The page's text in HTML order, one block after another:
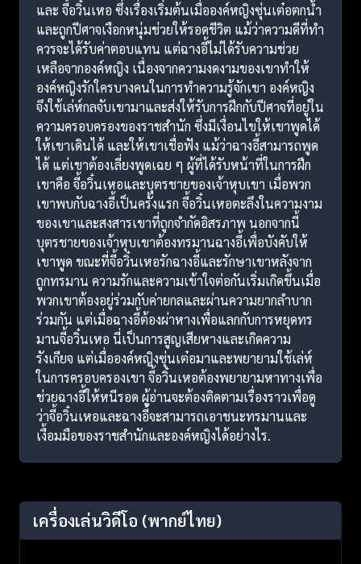
และ จี้อวิ๋นเหอ ซึ่งเรื่องเริ่มต้นเมื่อองค์หญิงซุ่นเต๋อตกน้ำ
และถูกปีศาจเงือกหนุ่มช่วยให้รอดชีวิต แม้ว่าความดีที่ทำ
ควรจะได้รับค่าตอบแทน แต่ฉางอี้ไม่ได้รับความช่วย
เหลือจากองค์หญิง เนื่องจากความงดงามของเขาทำให้
องค์หญิงรักใครบางคนในการทำความรู้จักเขา องค์หญิง
จึงใช้เล่ห์กลจับเขามาและส่งให้รับการฝึกกับปีศาจที่อยู่ใน
ความครอบครองของราชสำนัก ซึ่งมีเงื่อนไขให้เขาพูดได้
ให้เขาเดินได้ และให้เขาเชื่อฟัง แม้ว่าฉางอี้สามารถพูด
ได้ แต่เขาต้องเลี่ยงพูดเฉย ๆ ผู้ที่ได้รับหน้าที่ในการฝึก
เขาคือ จี้อวิ๋นเหอและบุตรชายของเจ้าหุบเขา เมื่อพวก
เขาพบกับฉางอี้เป็นครั้งแรก จี้อวิ๋นเหอตะลึงในความงาม
ของเขาและสงสารเขาที่ถูกจำกัดอิสรภาพ นอกจากนี้
บุตรชายของเจ้าหุบเขาต้องทรมานฉางอี้เพื่อบังคับให้
เขาพูด ขณะที่จี้อวิ๋นเหอรักฉางอี้และรักษาเขาหลังจาก
ถูกทรมาน ความรักและความเข้าใจต่อกันเริ่มเกิดขึ้นเมื่อ
พวกเขาต้องอยู่ร่วมกับค่ายกลและผ่านความยากลำบาก
ร่วมกัน แต่เมื่อฉางอี้ต้องผ่าหางเพื่อแลกกับการหยุดทร
มานจี้อวิ๋นเหอ นี่เป็นการสูญเสียหางและเกิดความ
รังเกียจ แต่เมื่อองค์หญิงซุ่นเต๋อมาและพยายามใช้เล่ห์
ในการครอบครองเขา จี้อวิ๋นเหอต้องพยายามหาทางเพื่อ
ช่วยฉางอี้ให้หนีรอด ผู้อ่านจะต้องติดตามเรื่องราวเพื่อดู
ว่าจี้อวิ๋นเหอและฉางอี้จะสามารถเอาชนะทรมานและ
เงื้อมมือของราชสำนักและองค์หญิงได้อย่างไร.
เครื่องเล่นวิดีโอ (พากย์ไทย)